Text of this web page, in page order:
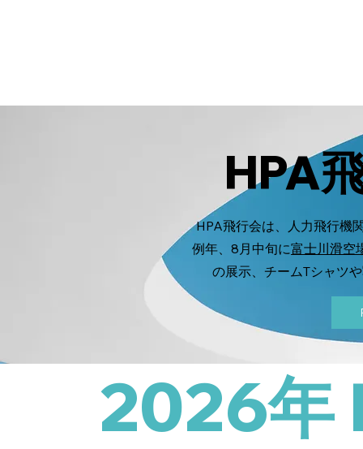
HPA
HPA飛行会は、人力飛行機
例年、8月中旬に富士川滑空
の展示、チームTシャツ
2026年